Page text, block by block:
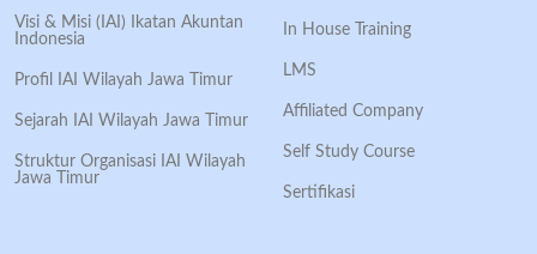
Visi & Misi (IAI) Ikatan Akuntan
Indonesia
Profil IAI Wilayah Jawa Timur
Sejarah IAI Wilayah Jawa Timur
Struktur Organisasi IAI Wilayah
Jawa Timur
In House Training
LMS
Affiliated Company
Self Study Course
Sertifikasi